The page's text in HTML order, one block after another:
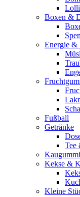
Boxen &
Energie &
Fußball
Getränke
Tee
Kaugummi
Kekse &
Kleine